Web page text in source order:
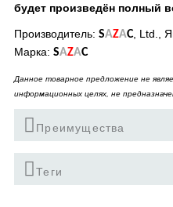
будет произведён полный
Производитель: SAZAC, Ltd.,
Марка: SAZAC
Данное товарное предложение не
информационных целях, не
Преимущества
Теги